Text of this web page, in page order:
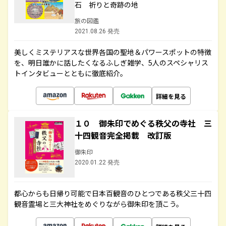
石 祈りと奇跡の地
旅の図鑑
2021.08.26 発売
美しくミステリアスな世界各国の聖地＆パワースポットの特徴
を、明日誰かに話したくなるふしぎ雑学、5人のスペシャリス
トインタビューとともに徹底紹介。
詳細を見る
１０ 御朱印でめぐる秩父の寺社 三
十四観音完全掲載 改訂版
御朱印
2020.01.22 発売
都心からも日帰り可能で日本百観音のひとつである秩父三十四
観音霊場と三大神社をめぐりながら御朱印を頂こう。